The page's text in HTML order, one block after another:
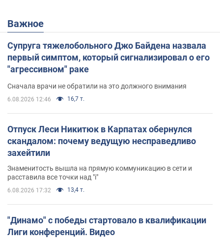
Важное
Супруга тяжелобольного Джо Байдена назвала
первый симптом, который сигнализировал о его
"агрессивном" раке
Сначала врачи не обратили на это должного внимания
6.08.2026 12:46 16,7 т.
Отпуск Леси Никитюк в Карпатах обернулся
скандалом: почему ведущую несправедливо
захейтили
Знаменитость вышла на прямую коммуникацию в сети и
расставила все точки над "i"
6.08.2026 17:32 13,4 т.
"Динамо" с победы стартовало в квалификации
Лиги конференций. Видео